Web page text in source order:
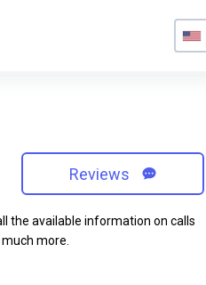
Reviews
the available information on calls
more.